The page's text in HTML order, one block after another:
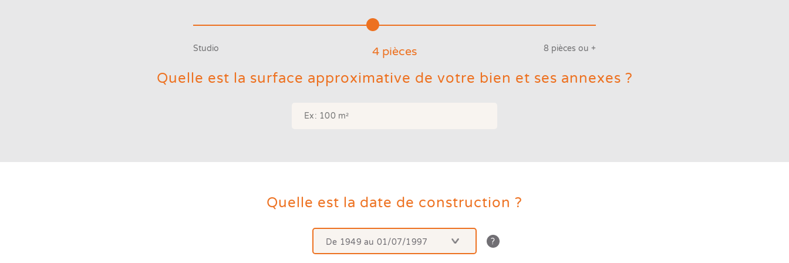
Studio 4 pièces 8 pièces ou +
Quelle est la surface approximative de votre bien et ses annexes ?
Quelle est la date de construction ?
La
De 1949 au 01/07/1997